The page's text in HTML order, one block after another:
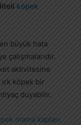
köpek
büyük hata
aktivitesine
köpek bir
duyabilir.
mama kapları